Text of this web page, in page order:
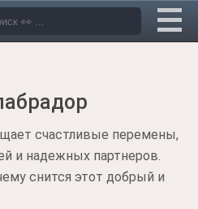
счастливые перемены,
и надежных партнеров.
снится этот добрый и